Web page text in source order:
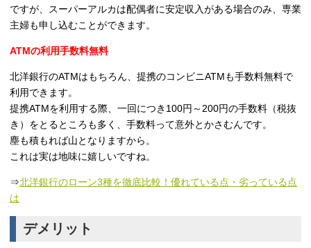
ですが、スーパーアルカは配偶者に安定収入がある場合のみ、専業
主婦も申し込むことができます。
ATMの利用手数料無料
北洋銀行のATMはもちろん、提携のコンビニATMも手数料無料で
利用できます。
提携ATMを利用する際、一回につき100円～200円の手数料（税抜
き）をとるところも多く、手数料って意外とかさむんです。
塵も積もれば山となりますから。
これは実は地味に嬉しいですね。
⇒北洋銀行のローン3種を徹底比較！優れている点・劣っている点
は
デメリット